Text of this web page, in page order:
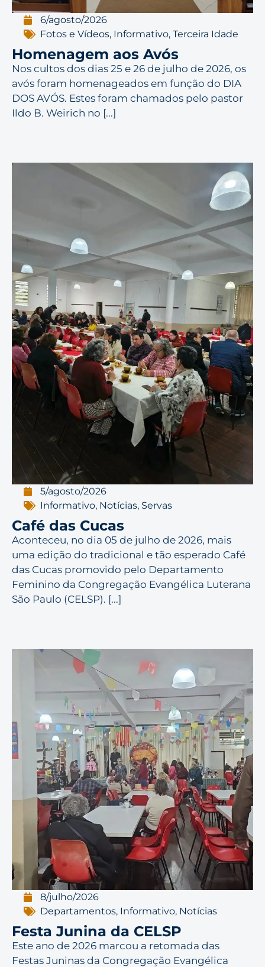
6/agosto/2026
Fotos e Vídeos, Informativo,Terceira Idade
Homenagem aos Avós
Nos cultos dos dias 25 e 26 de julho de 2026, os
avós foram homenageados em função do DIA
DOS AVÓS. Estes foram chamados pelo pastor
Ildo B. Weirich no [...]
5/agosto/2026
Informativo, Notícias, Servas
Café das Cucas
Aconteceu, no dia 05 de julho de 2026, mais
uma edição do tradicional e tão esperado Café
das Cucas promovido pelo Departamento
Feminino da Congregação Evangélica Luterana
São Paulo (CELSP). [...]
8/julho/2026
Departamentos, Informativo, Notícias
Festa Junina da CELSP
Este ano de 2026 marcou a retomada das
Festas Juninas da Congregação Evangélica